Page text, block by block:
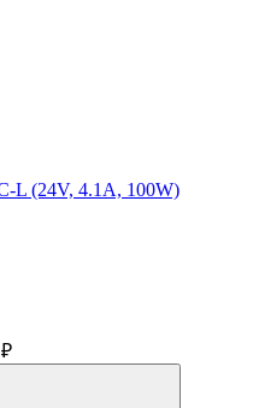
L (24V, 4.1A, 100W)
₽